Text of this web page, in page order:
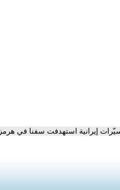
إيرانية استهدفت سفنا في هرمز